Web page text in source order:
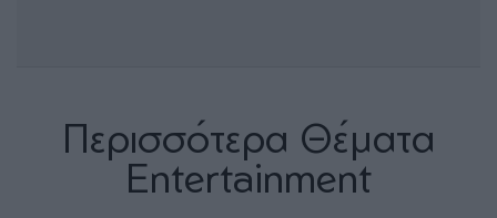
Περισσότερα Θέματα
Entertainment